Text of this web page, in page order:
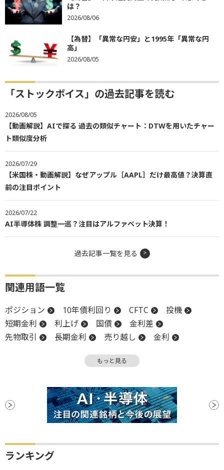
は？
2026/08/06
【為替】「異常な円安」と1995年「異常な円
高」
2026/08/05
「ストックボイス」の過去記事を読む
2026/08/05
【動画解説】AIで探る 過去の類似チャート：DTWを用いたチャー
ト類似度分析
2026/07/29
【米国株・動画解説】なぜアップル［AAPL］だけ最高値？決算直
前の注目ポイント
2026/07/22
AI半導体株 調整一巡？注目はアルファベット決算！
過去記事一覧を見る
関連用語一覧
ポジション 10年債利回り CFTC
投機
短期金利
利上げ 国債
金利差
先物取引
長期金利 売り越し
金利
日銀 利下げ
もっと見る
ランキング